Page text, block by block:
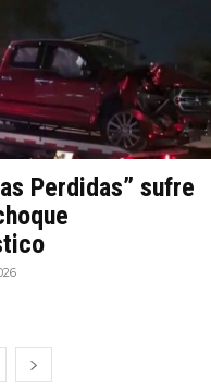
Perdidas” sufre